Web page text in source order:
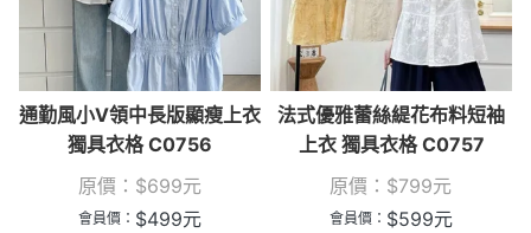
通勤風小V領中長版顯瘦上衣
獨具衣格 C0756
原價： $699元
會員價： $499元
法式優雅蕾絲緹花布料短袖
上衣 獨具衣格 C0757
原價： $799元
會員價： $599元